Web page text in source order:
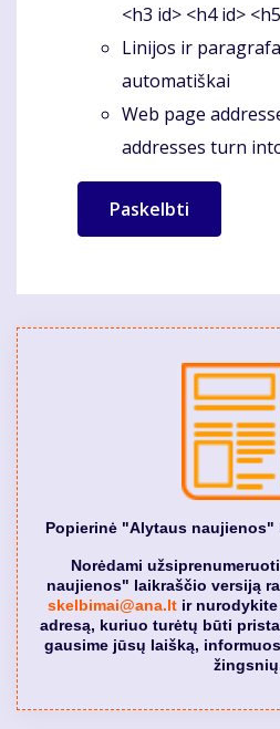
<h3 id> <h4 id>
Linijos ir
automatiškai
Web page
addresses turn
Popierinė "Alytaus naujienos"
Norėdami
naujienos" laikraščio versiją
skelbimai@ana.ltir nurodykite
adresą, kuriuo turėtų būti
gausime jūsų laišką,